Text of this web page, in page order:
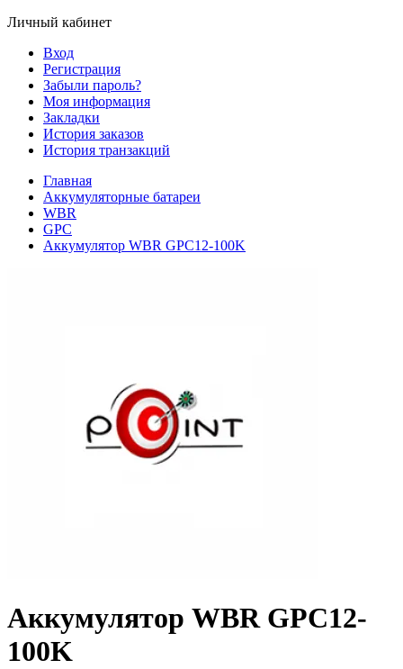
Личный кабинет
Вход
Регистрация
Забыли пароль?
Моя информация
Закладки
История заказов
История транзакций
Главная
Аккумуляторные батареи
WBR
GPC
Аккумулятор WBR GPC12-100K
Аккумулятор WBR GPC12-
100K